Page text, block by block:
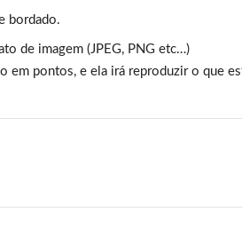
bordado.
de imagem (JPEG, PNG etc…)
pontos, e ela irá reproduzir o que